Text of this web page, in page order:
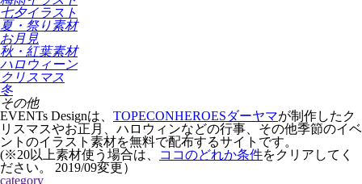
七夕イラスト
夏・祭り素材
お月見
秋・紅葉素材
ハロウィーン
クリスマス
冬
その他
EVENTs Designは、 TOPECONHEROESダーヤマが制作したク
リスマスやお正月、ハロウィンなどの行事、その他季節のイベ
ントのイラスト素材を無料で配布するサイトです。
(※20以上素材使う場合は、
ココのどれか条件をクリアしてく
ださい。 2019/09変更）
category